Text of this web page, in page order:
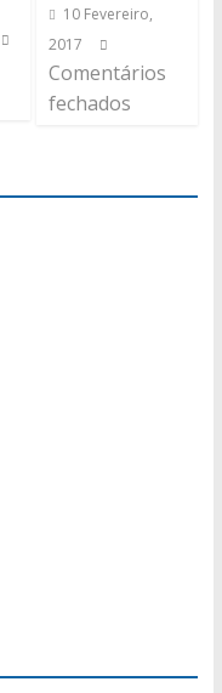
10 Fevereiro,
2017
Comentários
fechados